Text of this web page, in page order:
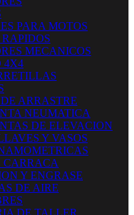
PARA MOTOS
MECANICOS
4X4
ARRASTRE
NEUMATICA
DE ELEVACION
Y VASOS
CARRACA
Y ENGRASE
DE AIRE
DE TALLER